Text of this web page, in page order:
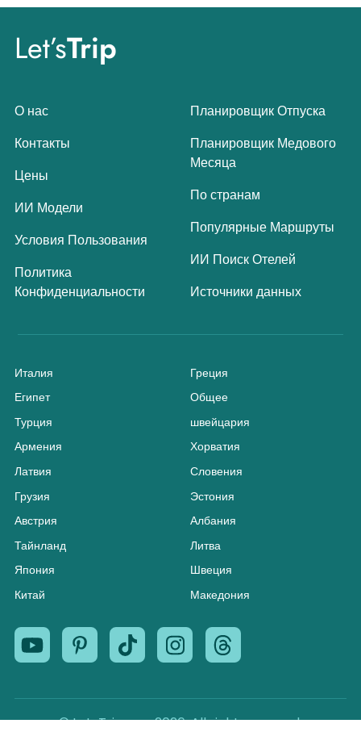
Let’sTrip
О нас
Контакты
Цены
ИИ Модели
Условия Пользования
Политика
Конфиденциальности
Планировщик Отпуска
Планировщик Медового
Месяца
По странам
Популярные Маршруты
ИИ Поиск Отелей
Источники данных
Италия
Египет
Турция
Армения
Латвия
Грузия
Австрия
Тайнланд
Япония
Китай
Греция
Общее
швейцария
Хорватия
Словения
Эстония
Албания
Литва
Швеция
Македония
© LetsTrip.app 2026. All right reserved.